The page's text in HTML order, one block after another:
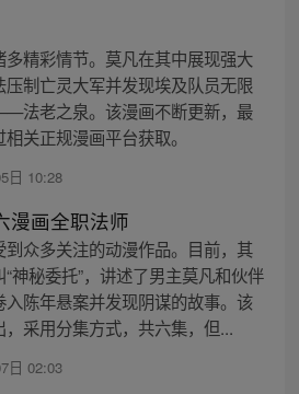
多精彩情节。莫凡在其中展现强大
制亡灵大军并发现埃及队员无限
法老之泉。该漫画不断更新，最
关正规漫画平台获取。
日 10:28
漫画全职法师
到众多关注的动漫作品。目前，其
神秘委托”，讲述了男主莫凡和伙伴
陈年悬案并发现阴谋的故事。该
采用分集方式，共六集，但...
日 02:03